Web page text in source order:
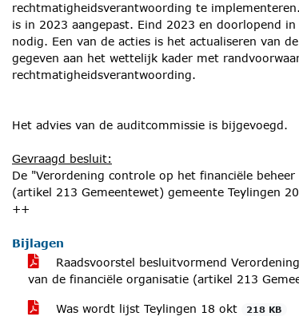
rechtmatigheidsverantwoording te
is in 2023 aangepast. Eind 2023 en doorlopend
nodig. Een van de acties is het actualiseren van
gegeven aan het wettelijk kader met
rechtmatigheidsverantwoording.
Het advies van de auditcommissie is bijgevoegd.
Gevraagd besluit:
De "Verordening controle op het financiële
(artikel 213 Gemeentewet) gemeente Teylingen
++
Bijlagen
Raadsvoorstel besluitvormend
van de financiële organisatie (artikel 213
Was wordt lijst Teylingen 18 okt 218 KB